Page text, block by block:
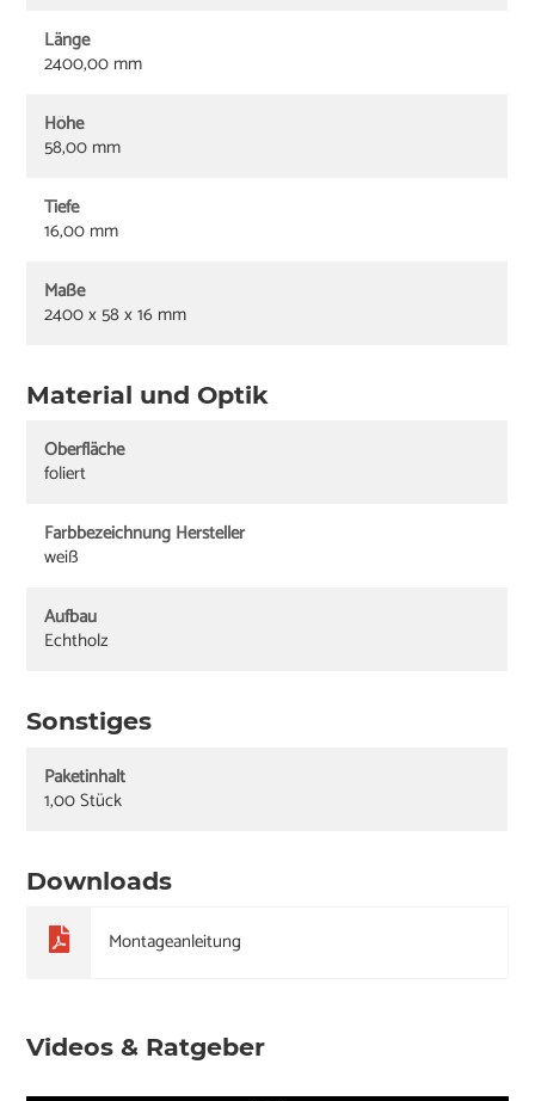
Länge
2400,00 mm
Höhe
58,00 mm
Tiefe
16,00 mm
Maße
2400 x 58 x 16 mm
Material und Optik
Oberfläche
foliert
Farbbezeichnung Hersteller
weiß
Aufbau
Echtholz
Sonstiges
Paketinhalt
1,00 Stück
Downloads
Montageanleitung
Videos & Ratgeber